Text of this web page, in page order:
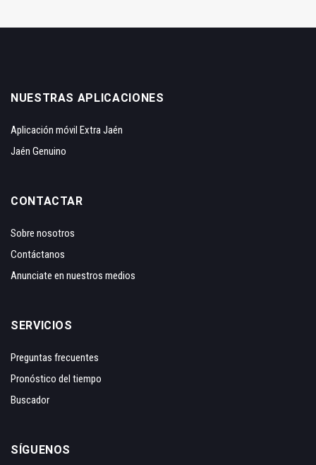
NUESTRAS APLICACIONES
Aplicación móvil Extra Jaén
Jaén Genuino
CONTACTAR
Sobre nosotros
Contáctanos
Anunciate en nuestros medios
SERVICIOS
Preguntas frecuentes
Pronóstico del tiempo
Buscador
SÍGUENOS